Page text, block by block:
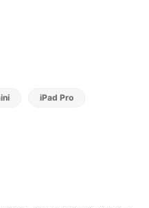
iPad Pro